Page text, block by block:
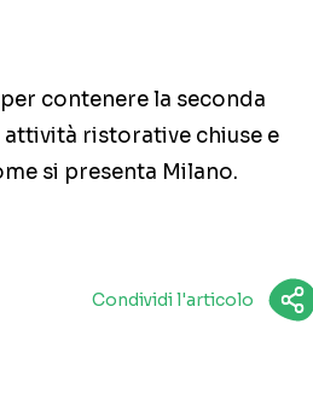
contenere la seconda
attività ristorative chiuse e
si presenta Milano.
Condividi l'articolo